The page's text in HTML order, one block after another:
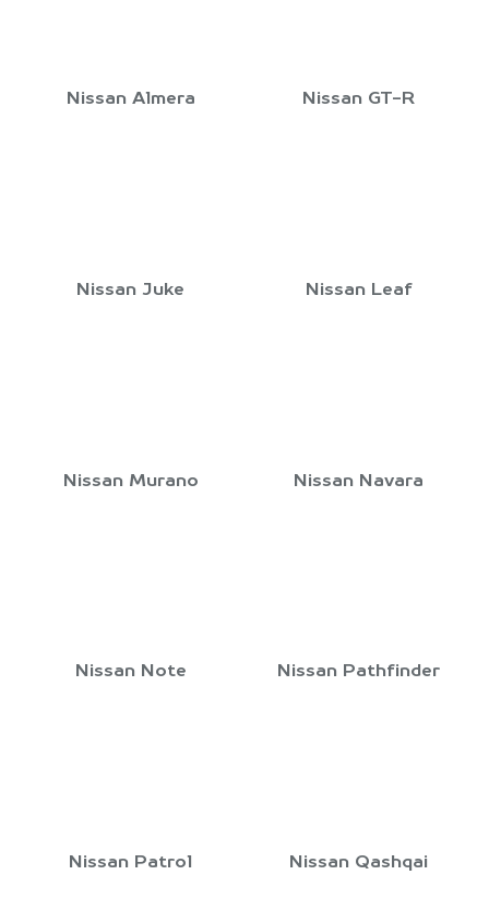
Nissan Almera Nissan GT-R
Nissan Juke Nissan Leaf
Nissan Murano Nissan Navara
Nissan Note Nissan Pathfinder
Nissan Patrol Nissan Qashqai